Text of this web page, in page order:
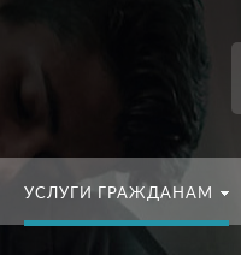
УСЛУГИ ГРАЖДАНАМ